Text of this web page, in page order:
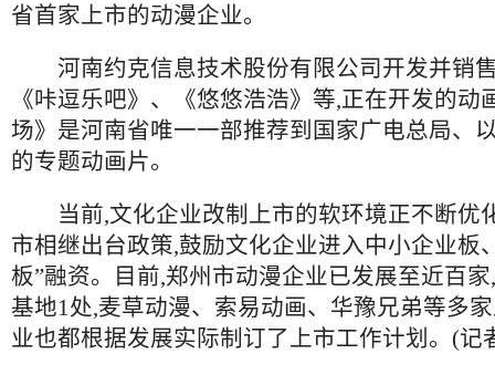
省首家上市的动漫企业。
河南约克信息技术股份有限公司开发并销
《咔逗乐吧》、《悠悠浩浩》等,正在开发的动
场》是河南省唯一一部推荐到国家广电总局、
的专题动画片。
当前,文化企业改制上市的软环境正不断优
市相继出台政策,鼓励文化企业进入中小企业板
板”融资。目前,郑州市动漫企业已发展至近百
基地1处,麦草动漫、索易动画、华豫兄弟等多
业也都根据发展实际制订了上市工作计划。(记